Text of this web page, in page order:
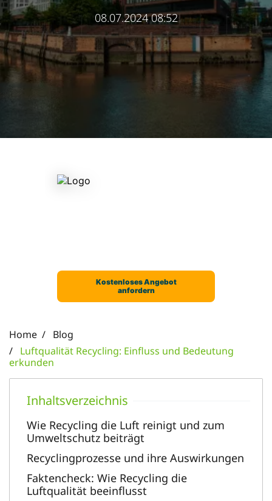
08.07.2024 08:52
Home
Blog
Luftqualität Recycling: Einfluss und Bedeutung
erkunden
Wie Recycling die Luft reinigt und zum
Umweltschutz beiträgt
Recyclingprozesse und ihre Auswirkungen
Faktencheck: Wie Recycling die
Luftqualität beeinflusst